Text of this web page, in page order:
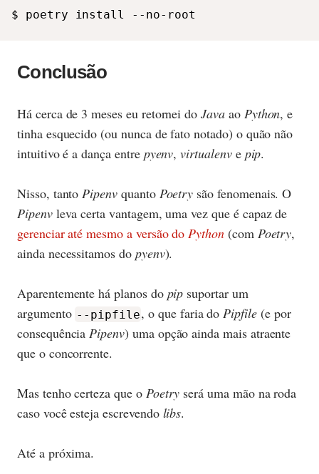
$ poetry install --no-root
Conclusão
Há cerca de 3 meses eu retornei doJavaao Python, e
tinha esquecido (ou nunca de fato notado) o quão não
intuitivo é a dança entre pyenv,virtualenve pip.
Nisso, tantoPipenv quanto Poetry são fenomenais. O
Pipenvleva certa vantagem, uma vez que é capaz de
gerenciar até mesmo a versão doPython(com Poetry,
ainda necessitamos do pyenv).
Aparentemente há planos do pip suportar um
argumento --pipfile, o que faria doPipfile(e por
consequênciaPipenv) uma opção ainda mais atraente
que o concorrente.
Mas tenho certeza que o Poetry será uma mão na roda
caso você esteja escrevendo libs.
Até a próxima.